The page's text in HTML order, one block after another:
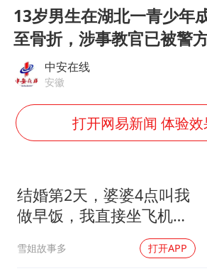
香港宏福苑火
白海豚将正面
浙江台州《
酒店回应车内
13岁男生在湖北一青少年
至骨折，涉事教官已被警
中安在线
安徽
打开网易新闻 体验
结婚第2天，婆婆4点叫我
做早饭，我直接坐飞机回
家，老公一家懵了！
雪姐故事多 打开APP